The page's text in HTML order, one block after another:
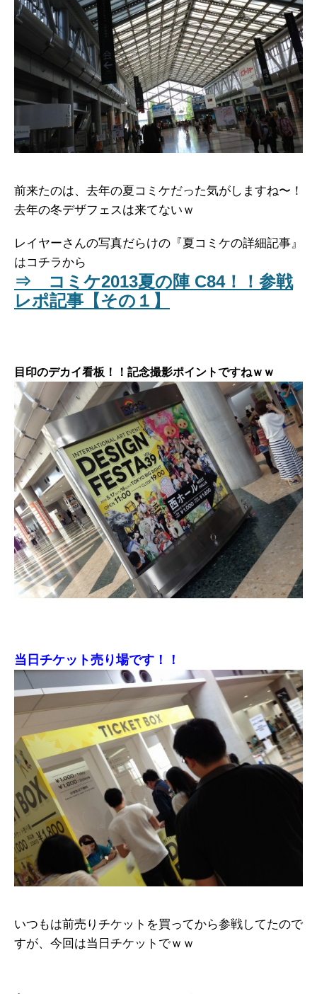
前来たのは、去年の夏コミケだった気がしますね〜！
去年の冬デザフェスは来てないｗ
レイヤーさんの写真だらけの『夏コミケの詳細記事』
はコチラから
⇒ コミケ2013夏の陣 C84！！参戦
レポ記事【その１】
目印のデカイ看板！！記念撮影ポイントですねｗｗ
当日チケット売り場です！！
いつもは前売りチケットを買ってから参戦してたので
すが、今回は当日チケットでｗｗ